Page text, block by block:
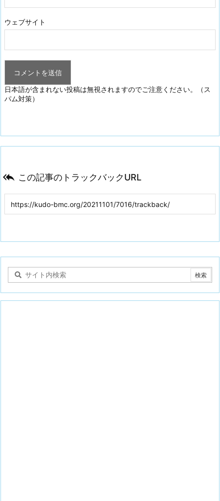
ウェブサイト
日本語が含まれない投稿は無視されますのでご注意ください。（ス
パム対策）
 この記事のトラックバックURL